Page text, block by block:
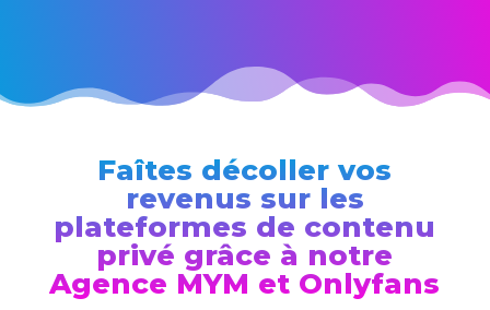
Faîtes décoller vos
revenus sur les
plateformes de contenu
privé grâce à notre
Agence MYM et Onlyfans